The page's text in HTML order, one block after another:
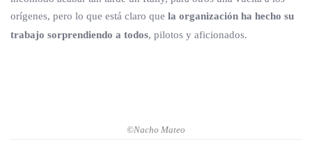
orígenes, pero lo que está claro que la organización ha hecho su
trabajo sorprendiendo a todos, pilotos y aficionados.
©Nacho Mateo